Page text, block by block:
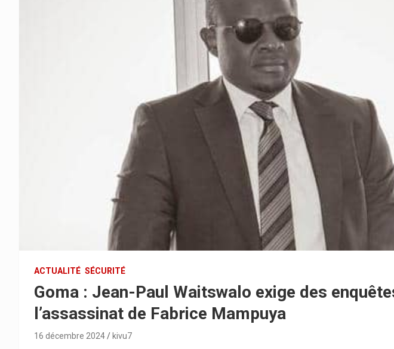
ACTUALITÉ SÉCURITÉ
Goma : Jean-Paul Waitswalo exige des
l’assassinat de Fabrice Mampuya
16 décembre 2024 kivu7